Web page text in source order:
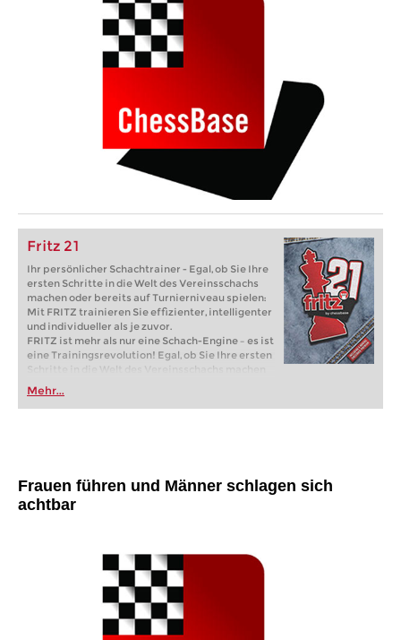
Fritz 21
Ihr persönlicher Schachtrainer - Egal, ob Sie Ihre
ersten Schritte in die Welt des Vereinsschachs
machen oder bereits auf Turnierniveau spielen:
Mit FRITZ trainieren Sie effizienter, intelligenter
und individueller als je zuvor.
FRITZ ist mehr als nur eine Schach-Engine – es ist
eine Trainingsrevolution! Egal, ob Sie Ihre ersten
Schritte in die Welt des Vereinsschachs machen
oder bereits auf Turnierniveau spielen: Mit
FRITZ trainieren Sie effizienter, intelligenter und
individueller als je zuvor.
Mehr...
Frauen führen und Männer schlagen sich
achtbar